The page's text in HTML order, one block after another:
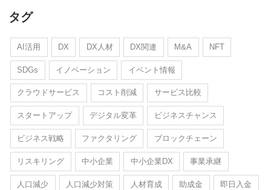
タグ
AI活用 DX DX人材 DX関連 M&A NFT
SDGs イノベーション イベント情報
クラウドサービス コスト削減 サービス比較
スタートアップ デジタル変革 ビジネスチャンス
ビジネス戦略 ファクタリング ブロックチェーン
リスキリング 中小企業 中小企業DX 事業承継
人口減少 人口減少対策 人材育成 助成金 即日入金